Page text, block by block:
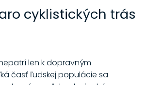
cyklistických trás
len k dopravným
časť ľudskej populácie sa